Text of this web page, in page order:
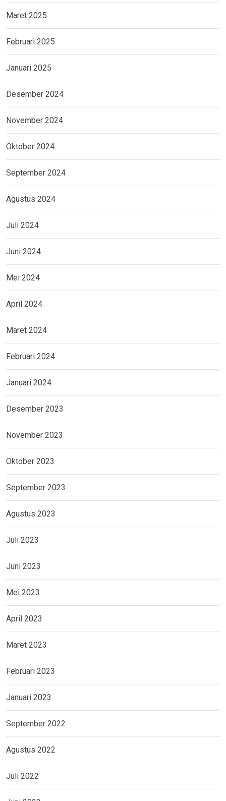
Maret 2025
Februari 2025
Januari 2025
Desember 2024
November 2024
Oktober 2024
September 2024
Agustus 2024
Juli 2024
Juni 2024
Mei 2024
April 2024
Maret 2024
Februari 2024
Januari 2024
Desember 2023
November 2023
Oktober 2023
September 2023
Agustus 2023
Juli 2023
Juni 2023
Mei 2023
April 2023
Maret 2023
Februari 2023
Januari 2023
September 2022
Agustus 2022
Juli 2022